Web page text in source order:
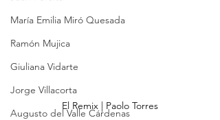
María Emilia Miró Quesada
Ramón Mujica
Giuliana Vidarte
Jorge Villacorta
Augusto del Valle Cárdenas
El Remix | Paolo Torres